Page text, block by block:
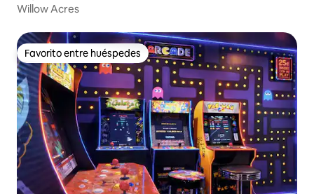
Willow Acres
Favorito entre huéspedes
Favorito entre huéspedes